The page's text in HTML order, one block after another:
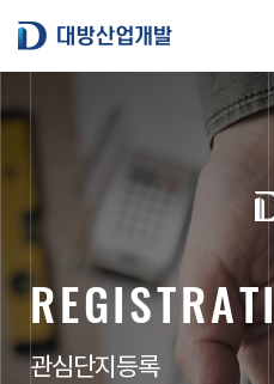
REGISTRAT
관심단지등록
열기